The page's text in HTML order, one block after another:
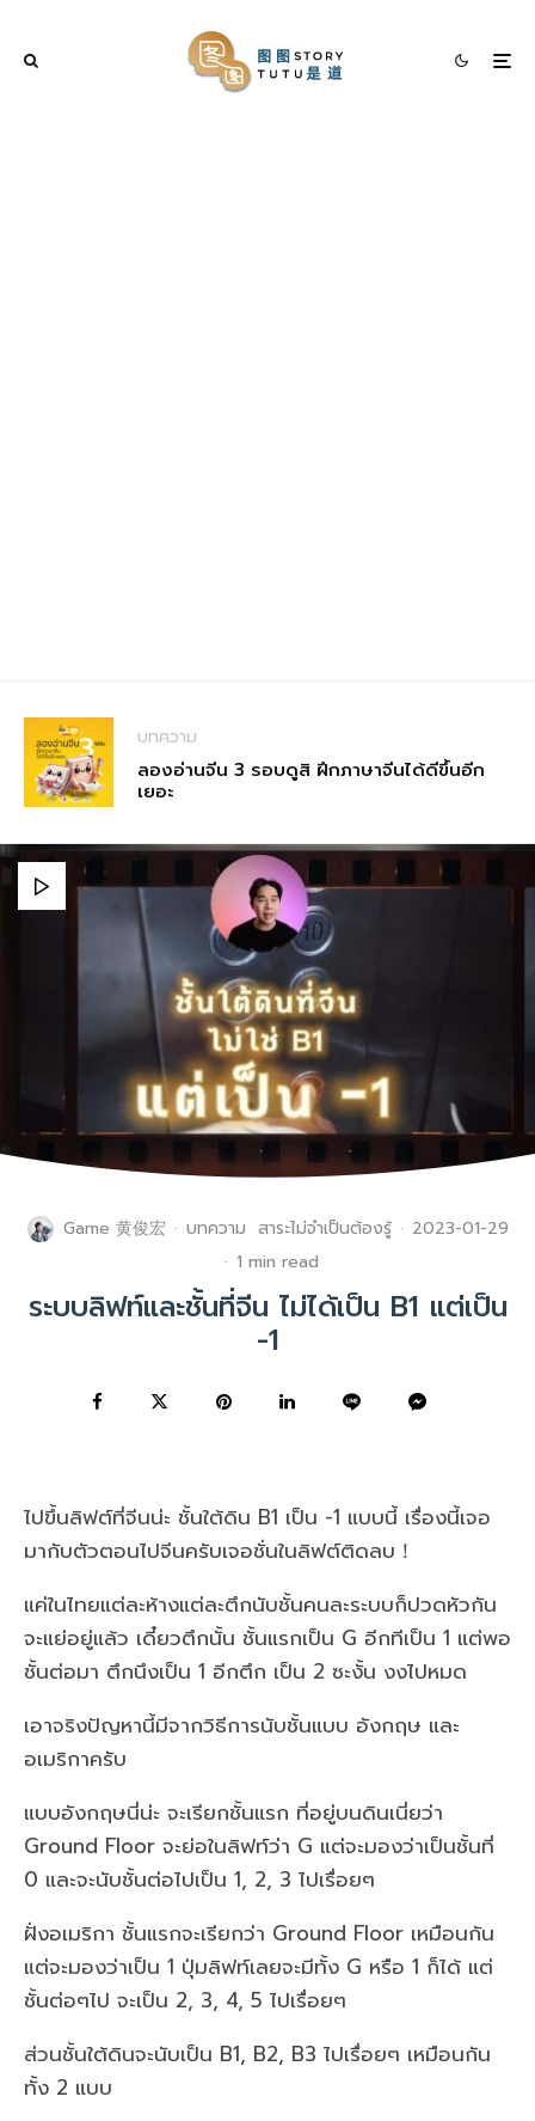
บทความ
ลองอ่านจีน 3 รอบดูสิ ฝึกภาษาจีนได้ดีขึ้นอีก
เยอะ
Game 黄俊宏 · บทความ สาระไม่จำเป็นต้องรู้ · 2023-01-29
· 1 min read
ระบบลิฟท์และชั้นที่จีน ไม่ได้เป็น B1 แต่เป็น
-1
ไปขึ้นลิฟต์ที่จีนน่ะ ชั้นใต้ดิน B1 เป็น -1 แบบนี้ เรื่องนี้เจอ
มากับตัวตอนไปจีนครับเจอชั่นในลิฟต์ติดลบ！
แค่ในไทยแต่ละห้างแต่ละตึกนับชั้นคนละระบบก็ปวดหัวกัน
จะแย่อยู่แล้ว เดี๋ยวตึกนั้น ชั้นแรกเป็น G อีกทีเป็น 1 แต่พอ
ชั้นต่อมา ตึกนึงเป็น 1 อีกตึก เป็น 2 ซะงั้น งงไปหมด
เอาจริงปัญหานี้มีจากวิธีการนับชั้นแบบ อังกฤษ และ
อเมริกาครับ
แบบอังกฤษนี่น่ะ จะเรียกชั้นแรก ที่อยู่บนดินเนี่ยว่า
Ground Floor จะย่อในลิฟท์ว่า G แต่จะมองว่าเป็นชั้นที่
0 และจะนับชั้นต่อไปเป็น 1, 2, 3 ไปเรื่อยๆ
ฝั่งอเมริกา ชั้นแรกจะเรียกว่า Ground Floor เหมือนกัน
แต่จะมองว่าเป็น 1 ปุ่มลิฟท์เลยจะมีทั้ง G หรือ 1 ก็ได้ แต่
ชั้นต่อๆไป จะเป็น 2, 3, 4, 5 ไปเรื่อยๆ
ส่วนชั้นใต้ดินจะนับเป็น B1, B2, B3 ไปเรื่อยๆ เหมือนกัน
ทั้ง 2 แบบ